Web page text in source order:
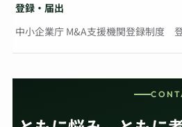
登録・届出
中小企業庁 M&A支援機関登録制度